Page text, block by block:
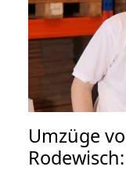
Umzüge